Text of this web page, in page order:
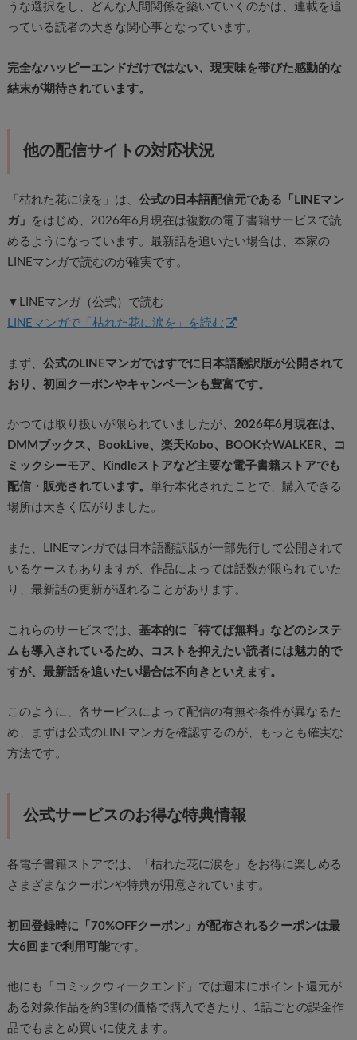
うな選択をし、どんな人間関係を築いていくのかは、連載を追
っている読者の大きな関心事となっています。
完全なハッピーエンドだけではない、 現実味を帯びた感動的な
結末が期待されています。
他の配信サイトの対応状況
「枯れた花に涙を」は、 公式の日本語配信元である「LINEマン
ガ」
をはじめ、2026年6月現在は複数の電子書籍サービスで読
めるようになっています。最新話を追いたい場合は、本家の
LINEマンガで読むのが確実です。
▼LINEマンガ（公式）で読む
LINEマンガで「枯れた花に涙を」を読む
まず、 公式のLINEマンガではすでに日本語翻訳版が公開されて
おり、 初回クーポンやキャンペーンも豊富です。
かつては取り扱いが限られていましたが、 2026年6月現在は、
DMMブックス、BookLive、楽天Kobo、BOOK☆WALKER、コ
ミックシーモア、Kindleストアなど主要な電子書籍ストアでも
配信・販売されています。 単行本化されたことで、購入できる
場所は大きく広がりました。
また、LINEマンガでは日本語翻訳版が一部先行して公開されて
いるケースもありますが、作品によっては話数が限られていた
り、最新話の更新が遅れることがあります。
これらのサービスでは、 基本的に「待てば無料」などのシステ
ムも導入されているため、コストを抑えたい読者には魅力的で
すが、 最新話を追いたい場合は不向きといえます。
このように、各サービスによって配信の有無や条件が異なるた
め、まずは公式のLINEマンガを確認するのが、もっとも確実な
方法です。
公式サービスのお得な特典情報
各電子書籍ストアでは、「枯れた花に涙を」をお得に楽しめる
さまざまなクーポンや特典が用意されています。
初回登録時に「70%OFFクーポン」が配布されるクーポンは最
大6回まで利用可能です。
他にも「コミックウィークエンド」では週末にポイント還元が
ある対象作品を約3割の価格で購入できたり、1話ごとの課金作
品でもまとめ買いに使えます。